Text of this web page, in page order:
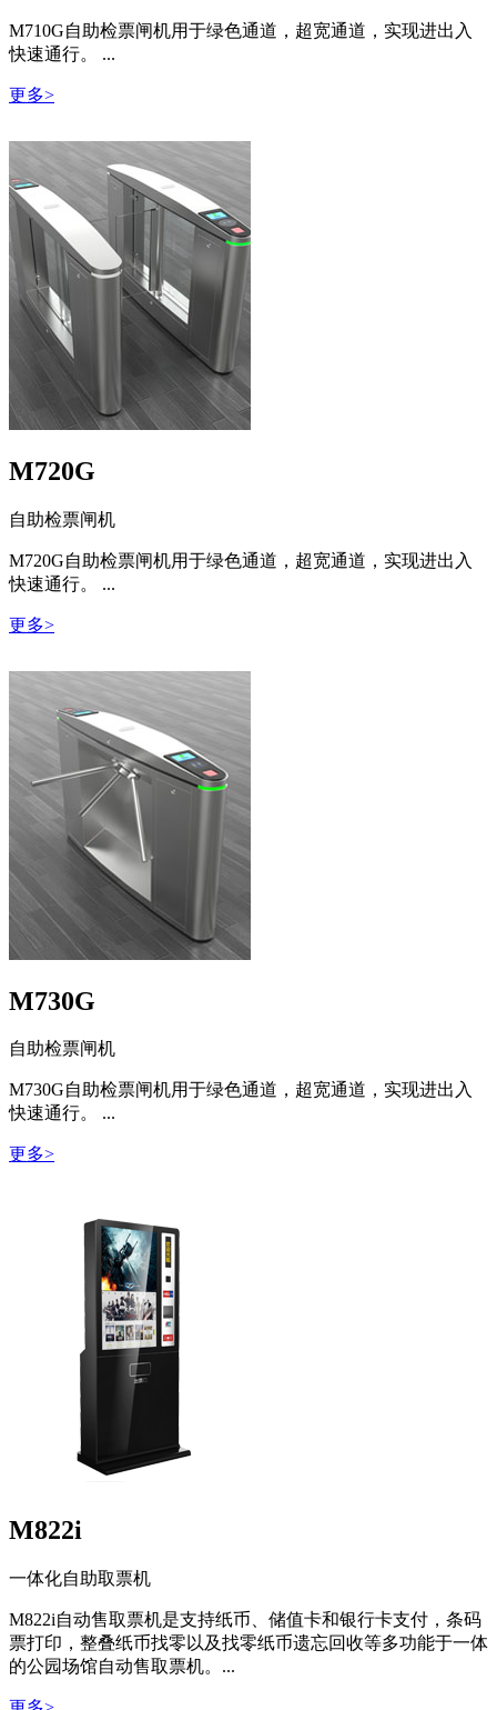
M710G自助检票闸机用于绿色通道，超宽通道，实现进出入
快速通行。 ...
更多>
M720G
自助检票闸机
M720G自助检票闸机用于绿色通道，超宽通道，实现进出入
快速通行。 ...
更多>
M730G
自助检票闸机
M730G自助检票闸机用于绿色通道，超宽通道，实现进出入
快速通行。 ...
更多>
M822i
一体化自助取票机
M822i自动售取票机是支持纸币、储值卡和银行卡支付，条码
票打印，整叠纸币找零以及找零纸币遗忘回收等多功能于一体
的公园场馆自动售取票机。...